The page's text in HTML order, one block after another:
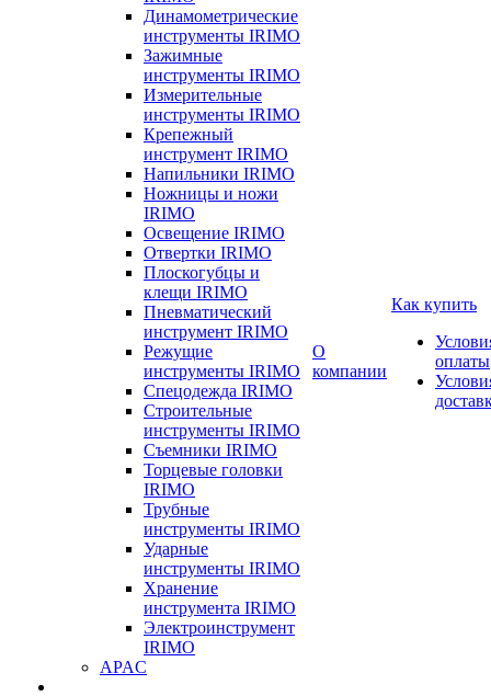
Динамометрические
инструменты IRIMO
Зажимные
инструменты IRIMO
Измерительные
инструменты IRIMO
Крепежный
инструмент IRIMO
Напильники IRIMO
Ножницы и ножи
IRIMO
Освещение IRIMO
Отвертки IRIMO
Плоскогубцы и
клещи IRIMO
Пневматический
инструмент IRIMO
Режущие
инструменты IRIMO
Спецодежда IRIMO
Строительные
инструменты IRIMO
Съемники IRIMO
Торцевые головки
IRIMO
Трубные
инструменты IRIMO
Ударные
инструменты IRIMO
Хранение
инструмента IRIMO
Электроинструмент
IRIMO
APAC
О
компании
Как купить
оплаты